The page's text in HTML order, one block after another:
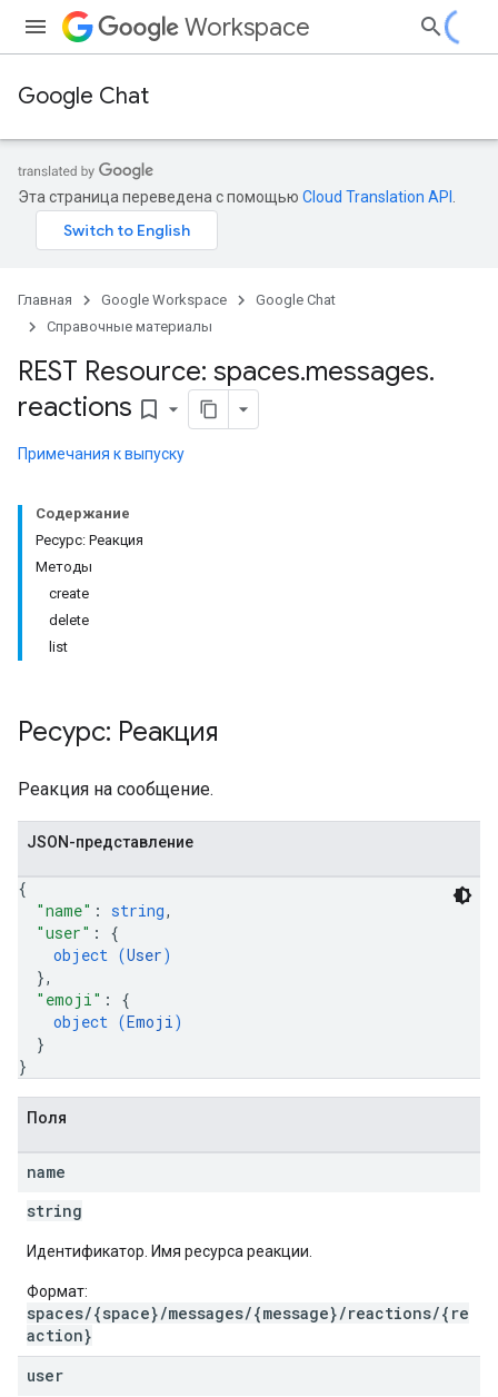
Workspace
Google Chat
Эта страница переведена с помощью Cloud Translation API
Главная Google Workspace
Google Chat
Справочные материалы
REST Resource: spaces.messages.
reactions bookmark_border
Примечания к выпуску
Содержание
Ресурс: Реакция
Методы
create
delete
list
Ресурс: Реакция
Реакция на сообщение.
JSON-представление
{
"name" : string,
"user" : {
object (User)
},
"emoji" : {
object (Emoji)
}
}
Поля
name
string
Идентификатор. Имя ресурса реакции.
Формат:
spaces/{space}/messages/{message}/reactions/{re
action}
user